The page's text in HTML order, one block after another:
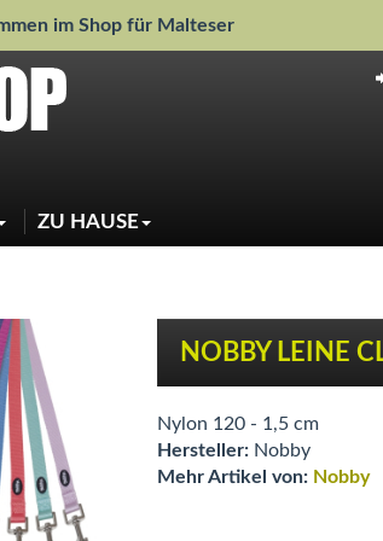
im Shop für Malteser
ZU HAUSE
Weihnachtsdeko
NOBBY LEINE
Nylon 120 - 1,5 cm
Hersteller: Nobby
Mehr Artikel von: Nobby